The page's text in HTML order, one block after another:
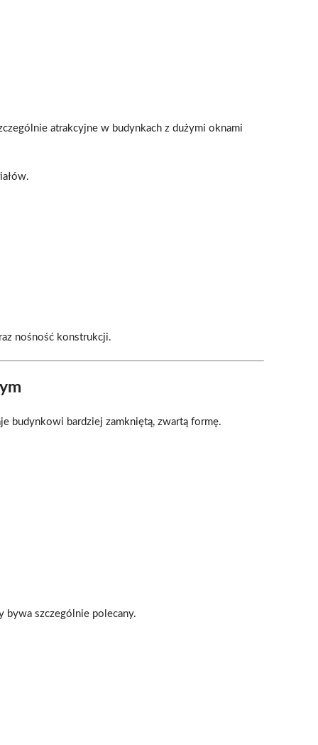
atrakcyjne w budynkach z dużymi oknami
nośność konstrukcji.
budynkowi bardziej zamkniętą, zwartą formę.
bywa szczególnie polecany.